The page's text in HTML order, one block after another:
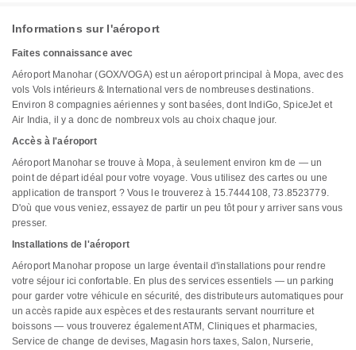
Informations sur l'aéroport
Faites connaissance avec
Aéroport Manohar (GOX/VOGA) est un aéroport principal à Mopa, avec des
vols Vols intérieurs & International vers de nombreuses destinations.
Environ 8 compagnies aériennes y sont basées, dont IndiGo, SpiceJet et
Air India, il y a donc de nombreux vols au choix chaque jour.
Accès à l'aéroport
Aéroport Manohar se trouve à Mopa, à seulement environ km de — un
point de départ idéal pour votre voyage. Vous utilisez des cartes ou une
application de transport ? Vous le trouverez à 15.7444108, 73.8523779.
D'où que vous veniez, essayez de partir un peu tôt pour y arriver sans vous
presser.
Installations de l'aéroport
Aéroport Manohar propose un large éventail d'installations pour rendre
votre séjour ici confortable. En plus des services essentiels — un parking
pour garder votre véhicule en sécurité, des distributeurs automatiques pour
un accès rapide aux espèces et des restaurants servant nourriture et
boissons — vous trouverez également ATM, Cliniques et pharmacies,
Service de change de devises, Magasin hors taxes, Salon, Nurserie,